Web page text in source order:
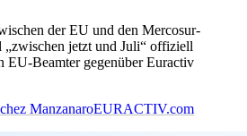
der EU und den Mercosur-
„zwischen jetzt und Juli“ offiziell
EU-Beamter gegenüber Euractiv
ManzanaroEURACTIV.com